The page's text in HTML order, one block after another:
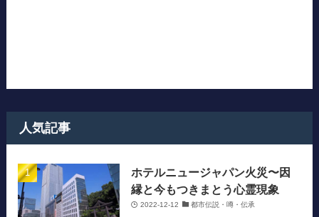
人気記事
ホテルニュージャパン火災〜因
縁と今もつきまとう心霊現象
2022-12-12 都市伝説・噂・伝承